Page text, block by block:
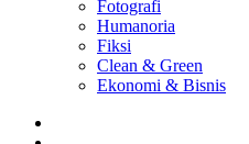
Fotografi
Humanoria
Fiksi
Clean & Green
Ekonomi & Bisnis